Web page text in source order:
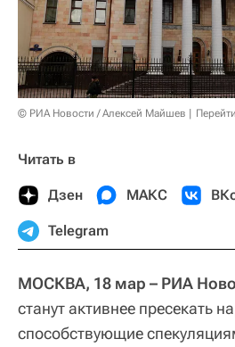
© РИА Новости / Алексей Майшев
Читать в
Дзен МАКС
Telegram
МОСКВА, 18 мар – РИА
станут активнее пресекать
способствующие